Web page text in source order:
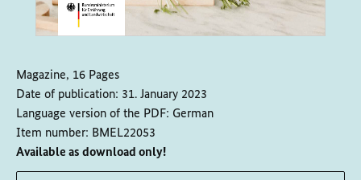
Magazine, 16 Pages
Date of publication: 31. January 2023
Language version of the PDF: German
Item number: BMEL22053
Available as download only!